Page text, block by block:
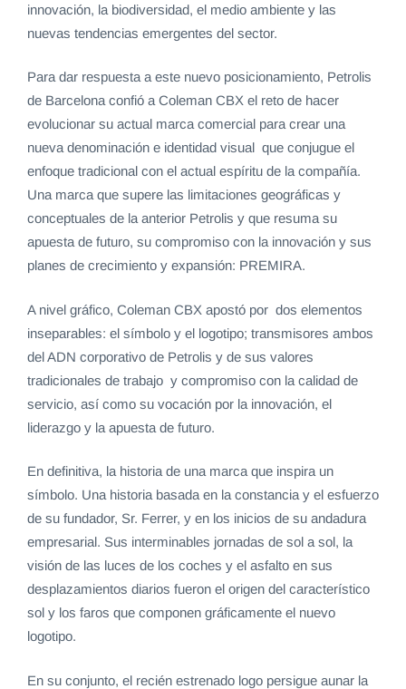
innovación, la biodiversidad, el medio ambiente y las
nuevas tendencias emergentes del sector.
Para dar respuesta a este nuevo posicionamiento, Petrolis
de Barcelona confió a Coleman CBX el reto de hacer
evolucionar su actual marca comercial para crear una
nueva denominación e identidad visual que conjugue el
enfoque tradicional con el actual espíritu de la compañía.
Una marca que supere las limitaciones geográficas y
conceptuales de la anterior Petrolis y que resuma su
apuesta de futuro, su compromiso con la innovación y sus
planes de crecimiento y expansión: PREMIRA.
A nivel gráfico, Coleman CBX apostó por dos elementos
inseparables: el símbolo y el logotipo; transmisores ambos
del ADN corporativo de Petrolis y de sus valores
tradicionales de trabajo y compromiso con la calidad de
servicio, así como su vocación por la innovación, el
liderazgo y la apuesta de futuro.
En definitiva, la historia de una marca que inspira un
símbolo. Una historia basada en la constancia y el esfuerzo
de su fundador, Sr. Ferrer, y en los inicios de su andadura
empresarial. Sus interminables jornadas de sol a sol, la
visión de las luces de los coches y el asfalto en sus
desplazamientos diarios fueron el origen del característico
sol y los faros que componen gráficamente el nuevo
logotipo.
En su conjunto, el recién estrenado logo persigue aunar la